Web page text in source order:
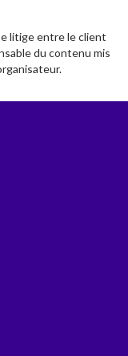
litige entre le client
du contenu mis